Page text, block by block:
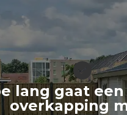
lang gaat
overkapping